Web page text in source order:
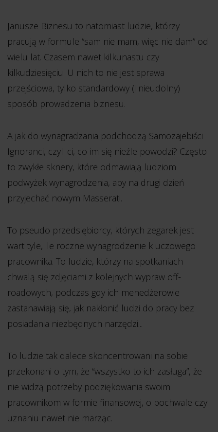
Janusze Biznesu to natomiast ludzie, którzy
pracują w formule “sam nie mam, więc nie dam” od
wielu lat. Czasem nawet kilkunastu czy
kilkudziesięciu. U nich to nie jest sprawa
przejściowa, tylko standardowy (i nieudolny)
sposób prowadzenia biznesu.
A jak do wynagradzania podchodzą Samozajebiści
Ignoranci, czyli ci, co im się nieźle powodzi? Często
to zwykłe sknery, które odmawiają ludziom
podwyżek wynagrodzenia, aby na drugi dzień
przyjechać nowym Masserati.
To pseudo przedsiębiorcy, których zegarek jest
wart tyle, ile roczne wynagrodzenie kluczowego
pracownika. To ludzie, którzy na spotkaniach
chwalą się zdjęciami z kolejnych wypraw off-
roadowych, podczas gdy ich menedżerowie
zastanawiają się, jak nakłonić ludzi do pracy bez
posiadania niezbędnych narzędzi...
To ludzie tak dalece skoncentrowani na sobie i
przekonani o tym, że “wszystko to ich zasługa”, że
nie widzą potrzeby podziękowania swoim
pracownikom w formie finansowej, o pochwale czy
uznaniu nawet nie marząc.